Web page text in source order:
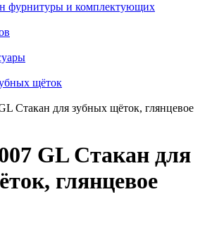
фурнитуры и комплектующих
щёток
Стакан для зубных щёток, глянцевое
GL Стакан для
глянцевое